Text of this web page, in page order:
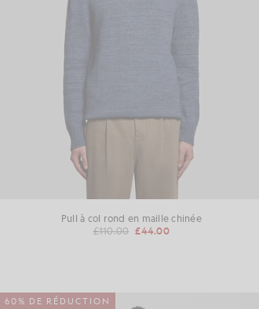
Pull à col rond en maille chinée
£110.00 £44.00
60% DE RÉDUCTION